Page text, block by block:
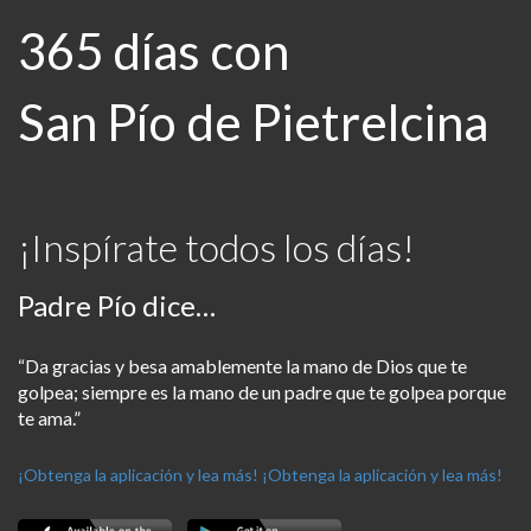
365 días con
San Pío de Pietrelcina
¡Inspírate todos los días!
Padre Pío dice…
“Da gracias y besa amablemente la mano de Dios que te
golpea; siempre es la mano de un padre que te golpea porque
te ama.”
¡Obtenga la aplicación y lea más! ¡Obtenga la aplicación y lea más!